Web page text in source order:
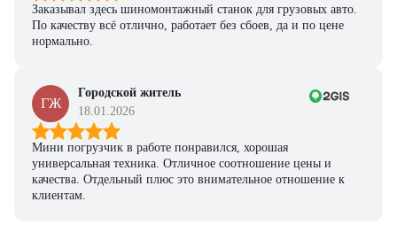
Заказывал здесь шиномонтажный станок для грузовых авто.
По качеству всё отлично, работает без сбоев, да и по цене
нормально.
ГЖ
Городской житель
18.01.2026
Мини погрузчик в работе понравился, хорошая
универсальная техника. Отличное соотношение цены и
качества. Отдельный плюс это внимательное отношение к
клиентам.